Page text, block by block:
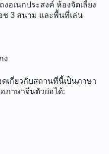
อเนกประสงค์ ห้องจัดเลี้ยง
3 สนาม และพื้นที่เล่น
ง
เกี่ยวกับสถานที่นี้เป็นภาษา
ภาษาจีนตัวย่อได้: